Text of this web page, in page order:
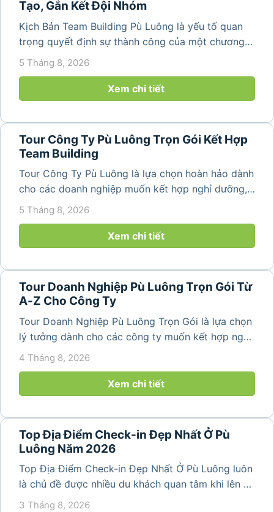
Tạo, Gắn Kết Đội Nhóm
Kịch Bản Team Building Pù Luông là yếu tố quan
trọng quyết định sự thành công của một chương
trình du lịch doanh nghiệp. Một kịch bản được xây
dựng bài bản không chỉ mang đến những phút
giây vui vẻ, sôi động mà còn...
5 Tháng 8, 2026
Xem chi tiết
Tour Công Ty Pù Luông Trọn Gói Kết Hợp
Team Building
Tour Công Ty Pù Luông là lựa chọn hoàn hảo dành
cho các doanh nghiệp muốn kết hợp nghỉ dưỡng,
team building và gắn kết tập thể trong không gian
Hóa vài giờ di chuyển,...
5 Tháng 8, 2026
Xem chi tiết
Tour Doanh Nghiệp Pù Luông Trọn Gói Từ
A-Z Cho Công Ty
Tour Doanh Nghiệp Pù Luông Trọn Gói là lựa chọn
lý tưởng dành cho các công ty muốn kết hợp nghỉ
dưỡng, gắn kết đội ngũ và tái tạo năng lượng sau
những ngày làm việc căng thẳng. Với cảnh quan
thiên nhiên trong lành,...
4 Tháng 8, 2026
Xem chi tiết
Top Địa Điểm Check-in Đẹp Nhất Ở Pù
Luông Năm 2026
Top Địa Điểm Check-in Đẹp Nhất Ở Pù Luông luôn
là chủ đề được nhiều du khách quan tâm khi lên kế
hoạch khám phá vùng đất thiên nhiên nổi tiếng
3 Tháng 8, 2026